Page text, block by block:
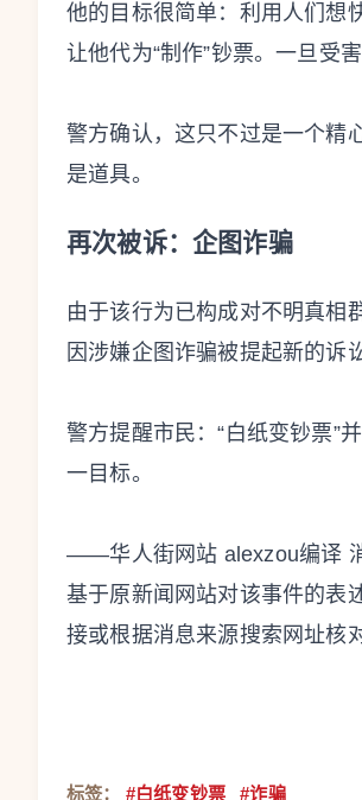
他的目标很简单：利用人们想
让他代为“制作”钞票。一旦受
警方确认，这只不过是一个精
是道具。
再次被诉：企图诈骗
由于该行为已构成对不明真相
因涉嫌企图诈骗被提起新的诉
警方提醒市民：“白纸变钞票”
一目标。
——华人街网站 alexzou编译
基于原新闻网站对该事件的表
接或根据消息来源搜索网址核
标签： #白纸变钞票 #诈骗